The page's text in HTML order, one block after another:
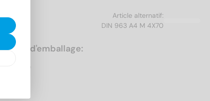
Article alternatif:
DIN 963 A4 M 4X70
Unités d'emballage: